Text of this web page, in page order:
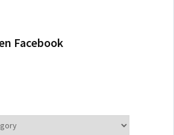
Facebook